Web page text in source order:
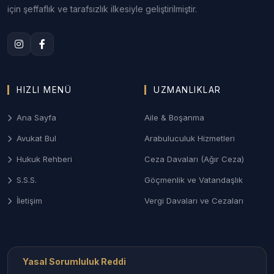
Anlaşmalı veya çekişmeli boşanma, nafaka, velayet
Mahkemeleri nezdinde sonuç odaklı ve gizlilik
3. Çanakkale Ceza ve Ağır Ceza Savunması
kaçakçılık dosyaları ve taksirle yaralama suçlarında
soruşturma aşamasından itibaren etkin savunma
desteği.
4. Biga ve Çan Sanayi/İş Hukuku
Ağır sanayi tesislerinin bulunduğu ilçelerde işçi
Çanakkale İlçelerinde Avukat
için şeffaflık ve tarafsızlık ilkesiyle geliştirilmiştir.
HIZLI MENÜ
Ana Sayfa
Avukat Bul
Hukuk Rehberi
S.S.S.
İletişim
UZMANLIKLAR
Aile & Boşanma
Arabuluculuk Hizmetleri
Ceza Davaları (Ağır Ceza)
Göçmenlik ve Vatandaşlık
Vergi Davaları ve Cezaları
Yasal Sorumluluk Reddi